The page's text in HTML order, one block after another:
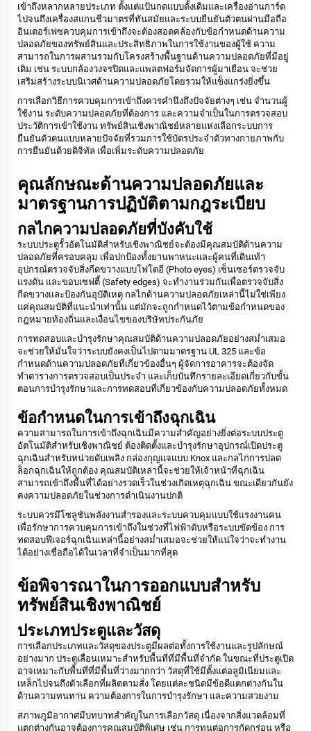
เข้าถึงหลากหลายประเภท ตั้งแต่แป้นกดแบบดั้งเดิมและเครื่องอ่านการ์ด
ไปจนถึงเครื่องสแกนชีวมาตรที่ทันสมัยและระบบยืนยันตัวตนผ่านมือถือ
อินเตอร์เฟซควบคุมการเข้าถึงจะต้องสอดคล้องกับข้อกำหนดด้านความ
ปลอดภัยของทรัพย์สินและประสิทธิภาพในการใช้งานของผู้ใช้ ความ
สามารถในการผสานรวมกับโครงสร้างพื้นฐานด้านความปลอดภัยที่มีอยู่
เดิม เช่น ระบบกล้องวงจรปิดและแพลตฟอร์มจัดการผู้มาเยือน จะช่วย
เสริมสร้างระบบนิเวศด้านความปลอดภัยโดยรวมให้แข็งแกร่งยิ่งขึ้น
การเลือกวิธีการควบคุมการเข้าถึงควรคำนึงถึงปัจจัยต่างๆ เช่น จำนวนผู้
ใช้งาน ระดับความปลอดภัยที่ต้องการ และความจำเป็นในการตรวจสอบ
ประวัติการเข้าใช้งาน ทรัพย์สินเชิงพาณิชย์หลายแห่งเลือกระบบการ
ยืนยันตัวตนแบบหลายปัจจัยที่รวมการใช้บัตรประจำตัวทางกายภาพกับ
การยืนยันด้วยดิจิทัล เพื่อเพิ่มระดับความปลอดภัย
คุณลักษณะด้านความปลอดภัยและ
มาตรฐานการปฏิบัติตามกฎระเบียบ
กลไกความปลอดภัยที่บังคับใช้
ระบบประตูรั้วอัตโนมัติสำหรับเชิงพาณิชย์จะต้องมีคุณสมบัติด้านความ
ปลอดภัยที่ครอบคลุม เพื่อปกป้องทั้งยานพาหนะและผู้คนที่เดินเท้า
อุปกรณ์ตรวจจับสิ่งกีดขวางแบบโฟโตอี (Photo eyes) เซ็นเซอร์ตรวจจับ
แรงดัน และขอบเซฟตี้ (Safety edges) จะทำงานร่วมกันเพื่อตรวจจับสิ่ง
กีดขวางและป้องกันอุบัติเหตุ กลไกด้านความปลอดภัยเหล่านี้ไม่ใช่เพียง
แค่คุณสมบัติที่แนะนำเท่านั้น แต่มักจะถูกกำหนดไว้ตามข้อกำหนดของ
กฎหมายท้องถิ่นและเงื่อนไขของบริษัทประกันภัย
การทดสอบและบำรุงรักษาคุณสมบัติด้านความปลอดภัยอย่างสม่ำเสมอ
จะช่วยให้มั่นใจว่าระบบยังคงเป็นไปตามมาตรฐาน UL 325 และข้อ
กำหนดด้านความปลอดภัยที่เกี่ยวข้องอื่นๆ ผู้จัดการอาคารจะต้องจัด
ทำตารางการตรวจสอบเป็นประจำ และเก็บบันทึกรายละเอียดเกี่ยวกับขั้น
ตอนการบำรุงรักษาและการทดสอบที่เกี่ยวข้องกับความปลอดภัยทั้งหมด
ข้อกำหนดในการเข้าถึงฉุกเฉิน
ความสามารถในการเข้าถึงฉุกเฉินมีความสำคัญอย่างยิ่งต่อระบบประตู
อัตโนมัติสำหรับเชิงพาณิชย์ ต้องติดตั้งและบำรุงรักษาอุปกรณ์เปิดประตู
ฉุกเฉินสำหรับหน่วยดับเพลิง กล่องกุญแจแบบ Knox และกลไกการปลด
ล็อกฉุกเฉินให้ถูกต้อง คุณสมบัติเหล่านี้จะช่วยให้เจ้าหน้าที่ฉุกเฉิน
สามารถเข้าถึงพื้นที่ได้อย่างรวดเร็วในช่วงเกิดเหตุฉุกเฉิน ขณะเดียวกันยัง
คงความปลอดภัยในช่วงการดำเนินงานปกติ
ระบบควรมีโซลูชันพลังงานสำรองและระบบควบคุมแบบใช้แรงงานคน
เพื่อรักษาการควบคุมการเข้าถึงในช่วงที่ไฟฟ้าดับหรือระบบขัดข้อง การ
ทดสอบฟีเจอร์ฉุกเฉินเหล่านี้อย่างสม่ำเสมอจะช่วยให้แน่ใจว่าจะทำงาน
ได้อย่างเชื่อถือได้ในเวลาที่จำเป็นมากที่สุด
ข้อพิจารณาในการออกแบบสำหรับ
ทรัพย์สินเชิงพาณิชย์
ประเภทประตูและวัสดุ
การเลือกประเภทและวัสดุของประตูมีผลต่อทั้งการใช้งานและรูปลักษณ์
อย่างมาก ประตูเลื่อนเหมาะสำหรับพื้นที่ที่มีพื้นที่จำกัด ในขณะที่ประตูเปิด
อาจเหมาะกับพื้นที่ที่มีพื้นที่ว่างมากกว่า วัสดุที่ใช้มีตั้งแต่อลูมิเนียมและ
เหล็กไปจนถึงตัวเลือกที่ผลิตตามสั่ง โดยแต่ละชนิดมีข้อดีแตกต่างกันใน
ด้านความทนทาน ความต้องการในการบำรุงรักษา และความสวยงาม
สภาพภูมิอากาศมีบทบาทสำคัญในการเลือกวัสดุ เนื่องจากสิ่งแวดล้อมที่
แตกต่างกันอาจต้องการคุณสมบัติพิเศษ เช่น การทนต่อการกัดกร่อน หรือ